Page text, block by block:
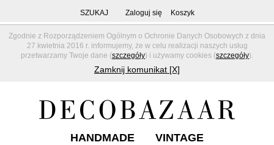
Zgodnie z Rozporządzeniem Ogólnym o Ochronie Danych Osobowych z dnia
27 kwietnia 2016 r. informujemy, że w celu realizacji naszych usług
przetwarzamy Twoje dane (szczegóły) i używamy cookies (szczegóły).
Zamknij komunikat [X]
SZUKAJ Zaloguj się Koszyk
HANDMADE VINTAGE